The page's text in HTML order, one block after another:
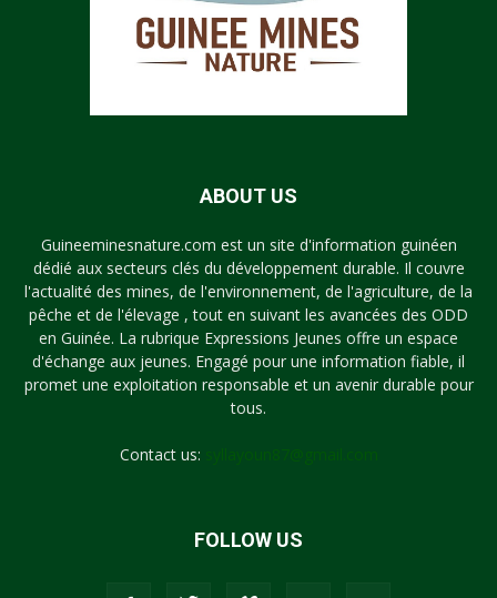
ABOUT US
Guineeminesnature.com est un site d'information guinéen
dédié aux secteurs clés du développement durable. Il couvre
l'actualité des mines, de l'environnement, de l'agriculture, de la
pêche et de l'élevage , tout en suivant les avancées des ODD
en Guinée. La rubrique Expressions Jeunes offre un espace
d'échange aux jeunes. Engagé pour une information fiable, il
promet une exploitation responsable et un avenir durable pour
tous.
Contact us:
FOLLOW US